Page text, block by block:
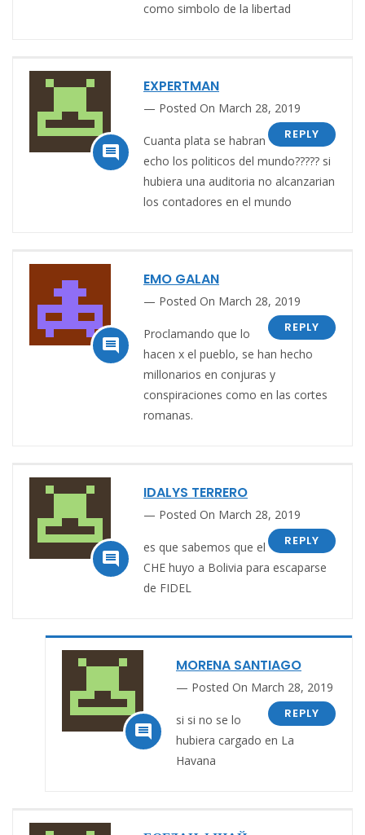
como simbolo de la libertad

EXPERTMAN
Posted On March 28, 2019
REPLY
Cuanta plata se habran
echo los politicos del mundo????? si
hubiera una auditoria no alcanzarian
los contadores en el mundo

EMO GALAN
Posted On March 28, 2019
REPLY
Proclamando que lo
hacen x el pueblo, se han hecho
millonarios en conjuras y
conspiraciones como en las cortes
romanas.

IDALYS TERRERO
Posted On March 28, 2019
REPLY
es que sabemos que el
CHE huyo a Bolivia para escaparse
de FIDEL

MORENA SANTIAGO
Posted On March 28, 2019
REPLY
si si no se lo
hubiera cargado en La
Havana